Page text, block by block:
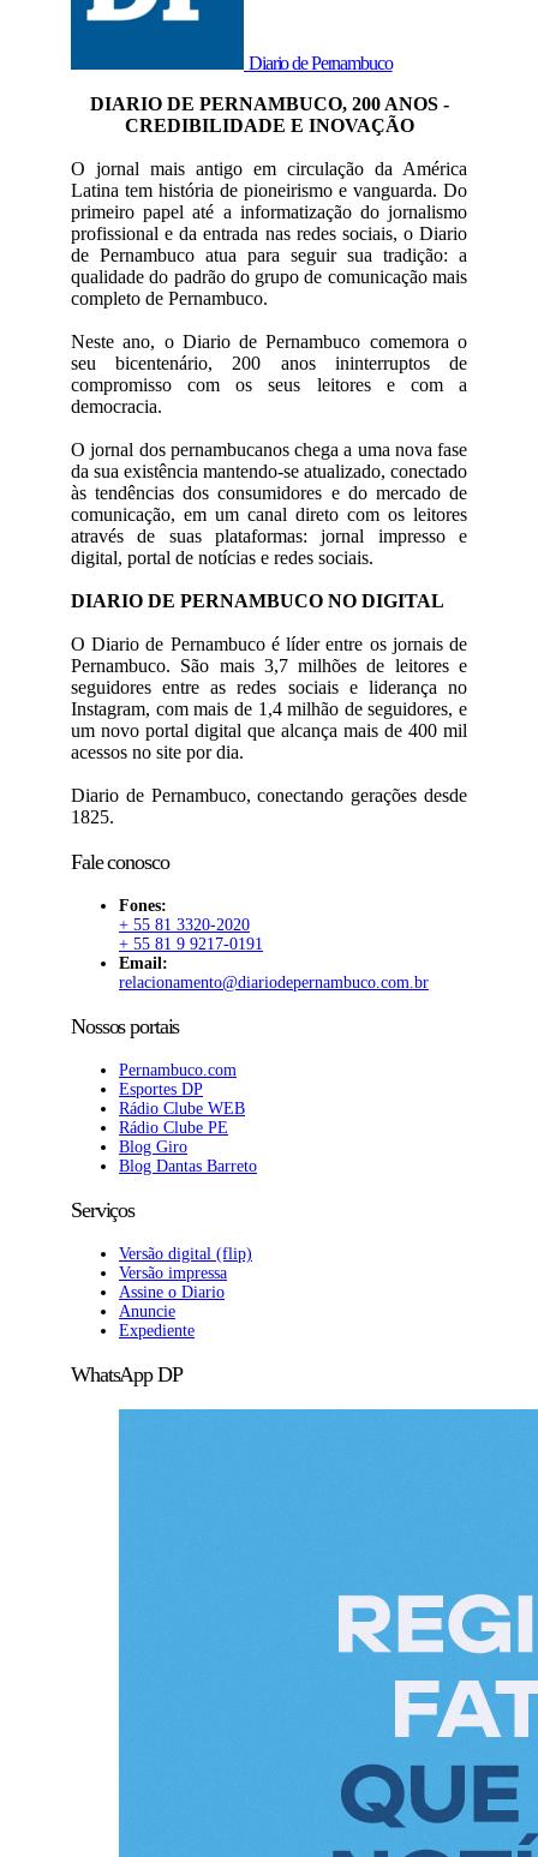
Diario de Pernambuco
DIARIO DE PERNAMBUCO, 200 ANOS -
CREDIBILIDADE E INOVAÇÃO
O jornal mais antigo em circulação da América
Latina tem história de pioneirismo e vanguarda. Do
primeiro papel até a informatização do jornalismo
profissional e da entrada nas redes sociais, o Diario
de Pernambuco atua para seguir sua tradição: a
qualidade do padrão do grupo de comunicação mais
completo de Pernambuco.
Neste ano, o Diario de Pernambuco comemora o
seu bicentenário, 200 anos ininterruptos de
compromisso com os seus leitores e com a
democracia.
O jornal dos pernambucanos chega a uma nova fase
da sua existência mantendo-se atualizado, conectado
às tendências dos consumidores e do mercado de
comunicação, em um canal direto com os leitores
através de suas plataformas: jornal impresso e
digital, portal de notícias e redes sociais.
DIARIO DE PERNAMBUCO NO DIGITAL
O Diario de Pernambuco é líder entre os jornais de
Pernambuco. São mais 3,7 milhões de leitores e
seguidores entre as redes sociais e liderança no
Instagram, com mais de 1,4 milhão de seguidores, e
um novo portal digital que alcança mais de 400 mil
acessos no site por dia.
Diario de Pernambuco, conectando gerações desde
1825.
Fale conosco
Fones:
+ 55 81 3320-2020
+ 55 81 9 9217-0191
Email:
relacionamento@diariodepernambuco.com.br
Nossos portais
Pernambuco.com
Esportes DP
Rádio Clube WEB
Rádio Clube PE
Blog Giro
Blog Dantas Barreto
Serviços
Versão digital (flip)
Versão impressa
Assine o Diario
Anuncie
Expediente
WhatsApp DP